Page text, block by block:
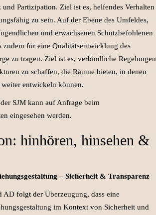
Partizipation. Ziel ist es, helfendes Verhalten
zu sein. Auf der Ebene des Umfeldes,
und erwachsenen Schutzbefohlenen
zudem für eine Qualitätsentwicklung des
zu tragen. Ziel ist es, verbindliche Regelungen
zu schaffen, die Räume bieten, in denen
entwickeln können.
SJM kann auf Anfrage beim
eingesehen werden.
hinhören, hinsehen &
– Sicherheit & Transparenz
AD folgt der Überzeugung, dass eine
im Kontext von Sicherheit und